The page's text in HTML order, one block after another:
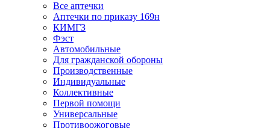
Все аптечки
Аптечки по приказу 169н
КИМГЗ
Фэст
Автомобильные
Для гражданской обороны
Производственные
Индивидуальные
Коллективные
Первой помощи
Универсальные
Противоожоговые